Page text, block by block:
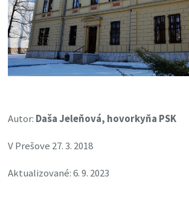
Autor: Daša Jeleňová, hovorkyňa PSK
V Prešove 27. 3. 2018
Aktualizované: 6. 9. 2023